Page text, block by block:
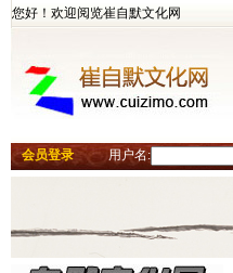
您好！欢迎阅览崔自默文化网
会员登录 用户名: